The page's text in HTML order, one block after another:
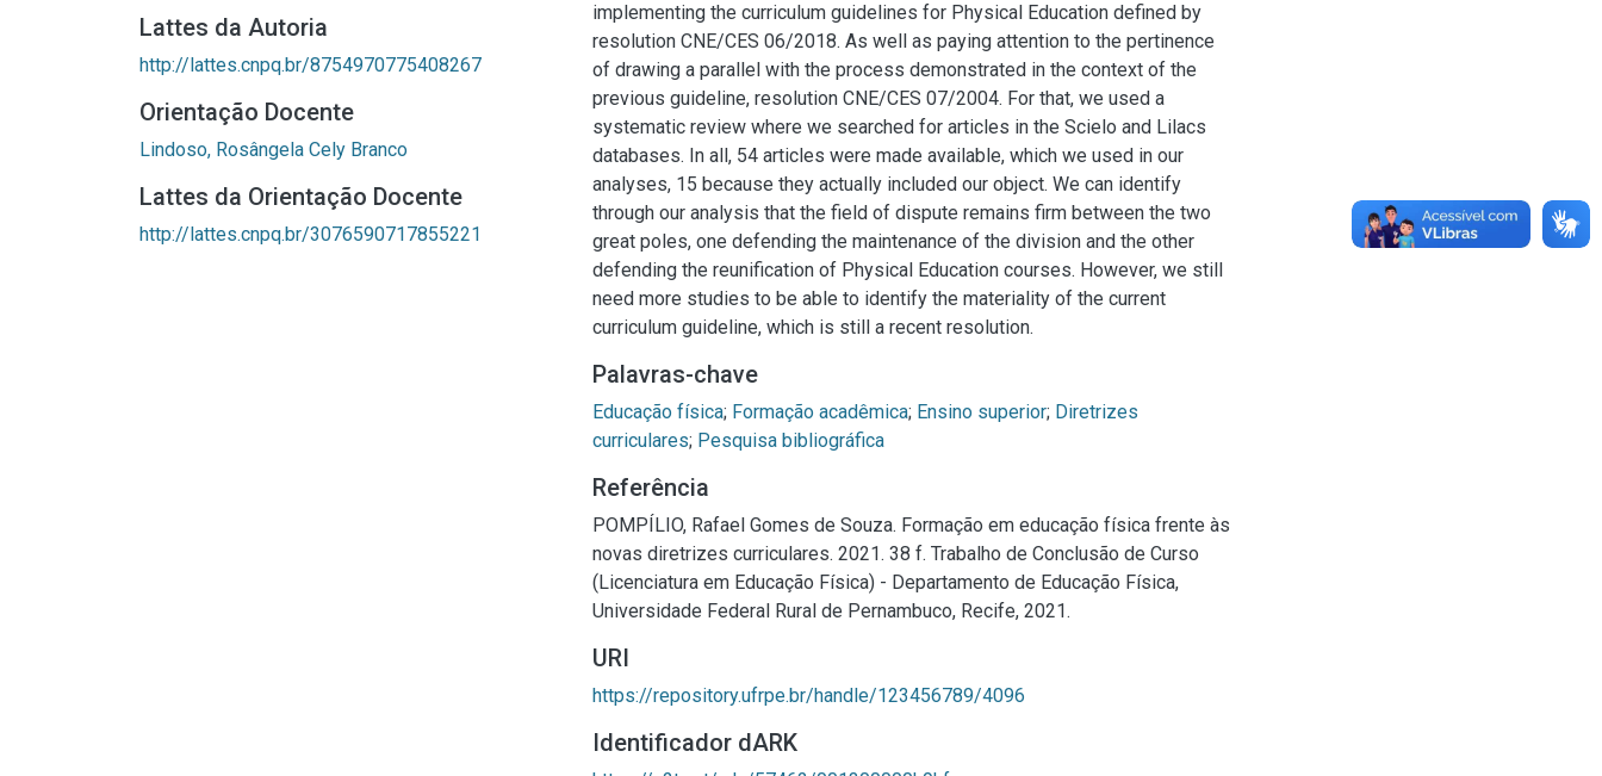
Lattes da Autoria
http://lattes.cnpq.br/8754970775408267
Orientação Docente
Lindoso, Rosângela Cely Branco
Lattes da Orientação Docente
http://lattes.cnpq.br/3076590717855221
implementing the curriculum guidelines for Physical Education defined by
resolution CNE/CES 06/2018. As well as paying attention to the pertinence
of drawing a parallel with the process demonstrated in the context of the
previous guideline, resolution CNE/CES 07/2004. For that, we used a
systematic review where we searched for articles in the Scielo and Lilacs
databases. In all, 54 articles were made available, which we used in our
analyses, 15 because they actually included our object. We can identify
through our analysis that the field of dispute remains firm between the two
great poles, one defending the maintenance of the division and the other
defending the reunification of Physical Education courses. However, we still
need more studies to be able to identify the materiality of the current
curriculum guideline, which is still a recent resolution.
Palavras-chave
Educação física; Formação acadêmica; Ensino superior; Diretrizes
curriculares; Pesquisa bibliográfica
Referência
POMPÍLIO, Rafael Gomes de Souza. Formação em educação física frente às
novas diretrizes curriculares. 2021. 38 f. Trabalho de Conclusão de Curso
(Licenciatura em Educação Física) - Departamento de Educação Física,
Universidade Federal Rural de Pernambuco, Recife, 2021.
URI
https://repository.ufrpe.br/handle/123456789/4096
Identificador dARK